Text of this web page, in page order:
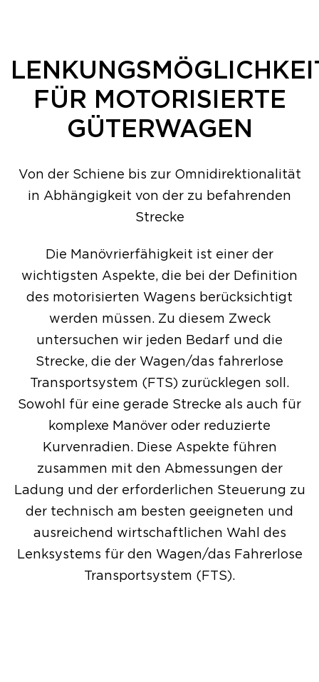
FÜR MOTORISIERTE
GÜTERWAGEN
Von der Schiene bis zur Omnidirektionalität
in Abhängigkeit von der zu befahrenden
Strecke
Die Manövrierfähigkeit ist einer der
wichtigsten Aspekte, die bei der Definition
des motorisierten Wagens berücksichtigt
werden müssen. Zu diesem Zweck
untersuchen wir jeden Bedarf und die
Strecke, die der Wagen/das fahrerlose
Transportsystem (FTS) zurücklegen soll.
Sowohl für eine gerade Strecke als auch für
komplexe Manöver oder reduzierte
Kurvenradien. Diese Aspekte führen
zusammen mit den Abmessungen der
Ladung und der erforderlichen Steuerung zu
der technisch am besten geeigneten und
ausreichend wirtschaftlichen Wahl des
Lenksystems für den Wagen/das Fahrerlose
Transportsystem (FTS).